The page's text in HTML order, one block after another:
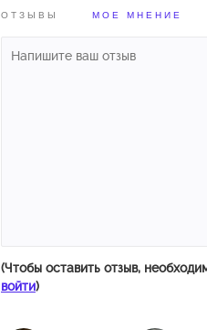
ОТЗЫВЫ МОЕ МНЕНИЕ
(Чтобы оставить отзыв,
войти)